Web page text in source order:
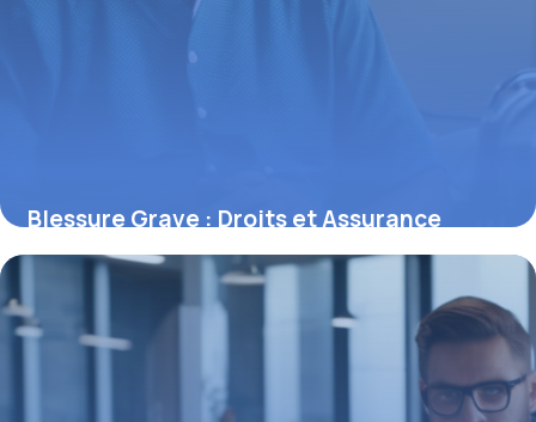
Blessure Grave : Droits et Assurance
9 mai 2026